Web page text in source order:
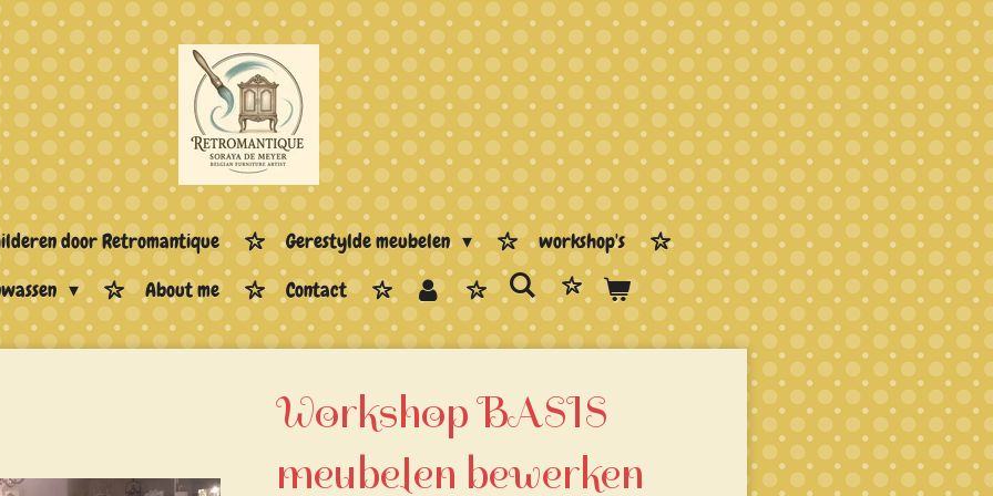
door Retromantique Gerestylde meubelen
workshop's
About me Contact
Workshop BASIS
meubelen bewerken